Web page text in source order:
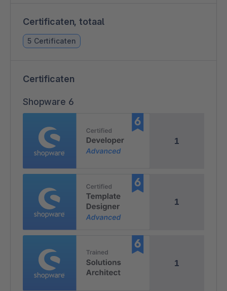
Certificaten, totaal
5 Certificaten
Certificaten
Shopware 6
1
1
1